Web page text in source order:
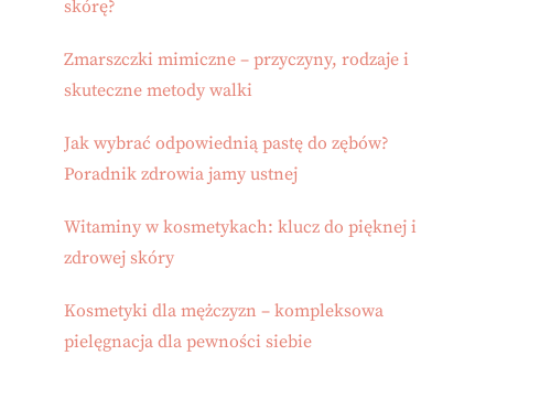
skórę?
Zmarszczki mimiczne – przyczyny, rodzaje i
skuteczne metody walki
Jak wybrać odpowiednią pastę do zębów?
Poradnik zdrowia jamy ustnej
Witaminy w kosmetykach: klucz do pięknej i
zdrowej skóry
Kosmetyki dla mężczyzn – kompleksowa
pielęgnacja dla pewności siebie